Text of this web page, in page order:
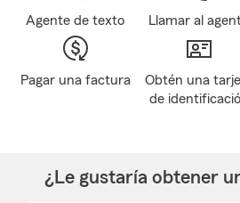
Agente de texto Llamar al
Pagar una factura
Obtén una
de
¿Le gustaría obtener